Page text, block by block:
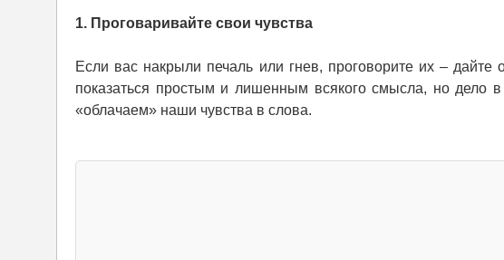
1. Проговаривайте свои чувства
Если вас накрыли печаль или гнев, проговорите их –
показаться простым и лишенным всякого смысла, но дело
«облачаем» наши чувства в слова.